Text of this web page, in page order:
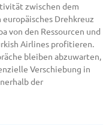
zwischen dem
Drehkreuz
von den Ressourcen und
Airlines profitieren.
bleiben abzuwarten,
Verschiebung in
der